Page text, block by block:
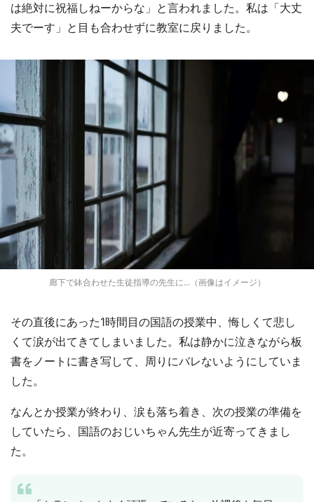
は絶対に祝福しねーからな」と言われました。私は「大丈
夫でーす」と目も合わせずに教室に戻りました。
廊下で鉢合わせた生徒指導の先生に...（画像はイメージ）
その直後にあった1時間目の国語の授業中、悔しくて悲し
くて涙が出てきてしまいました。私は静かに泣きながら板
書をノートに書き写して、周りにバレないようにしていま
した。
なんとか授業が終わり、涙も落ち着き、次の授業の準備を
していたら、国語のおじいちゃん先生が近寄ってきまし
た。